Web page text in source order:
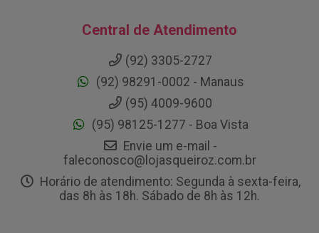
Central de Atendimento
(92) 3305-2727
(92) 98291-0002 - Manaus
(95) 4009-9600
(95) 98125-1277 - Boa Vista
Envie um e-mail -
faleconosco@lojasqueiroz.com.br
Horário de atendimento: Segunda à sexta-feira,
das 8h às 18h. Sábado de 8h às 12h.